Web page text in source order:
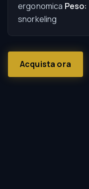
ergonomica Peso:
snorkeling
Acquista ora